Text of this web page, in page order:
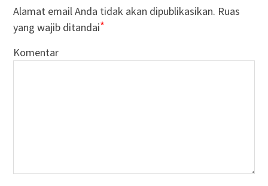
Alamat email Anda tidak akan dipublikasikan. Ruas
yang wajib ditandai*
Komentar